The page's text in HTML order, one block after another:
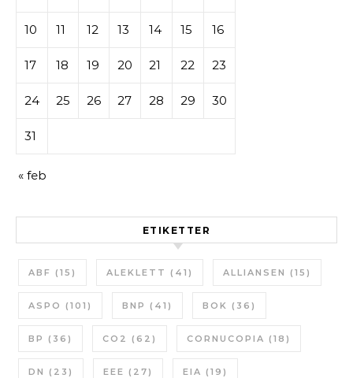
10 11 12 13 14 15 16
17 18 19 20 21 22 23
24 25 26 27 28 29 30
31
« feb
ETIKETTER
ABF (15) ALEKLETT (41) ALLIANSEN (15)
ASPO (101) BNP (41) BOK (36)
BP (36) CO2 (62) CORNUCOPIA (18)
DN (23) EEE (27) EIA (19)